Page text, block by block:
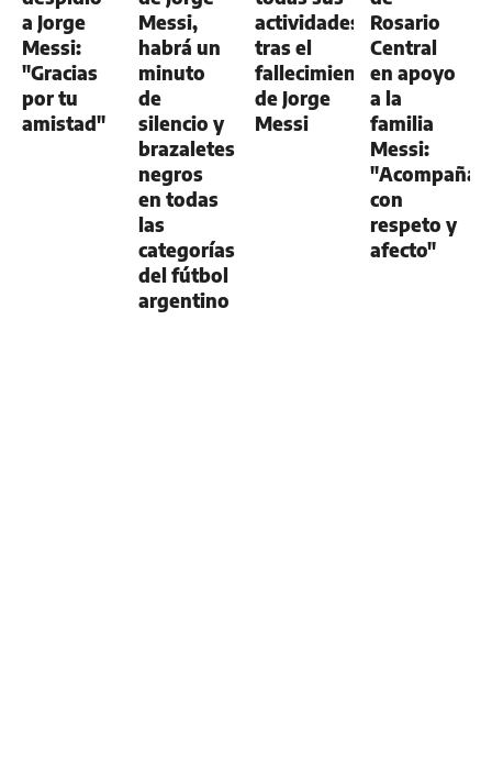
a Jorge
Messi:
"Gracias
por tu
amistad"
Messi,
habrá un
minuto
de
silencio y
brazaletes
negros
en todas
las
categorías
del fútbol
argentino
actividades
tras el
fallecimiento
de Jorge
Messi
Rosario
Central
en apoyo
a la
familia
Messi:
con
respeto y
afecto"